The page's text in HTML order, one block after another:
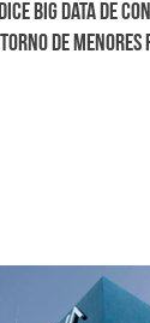
Big Data de
de